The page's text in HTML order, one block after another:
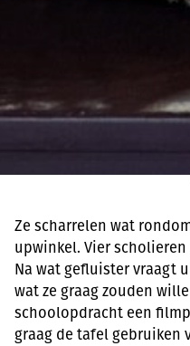
Ze scharrelen wat
upwinkel. Vier
Na wat gefluister vraagt
wat ze graag zouden
schoolopdracht een
graag de tafel gebruiken